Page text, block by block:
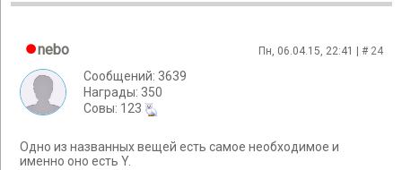
nebo Пн, 06.04.15, 22:41 | # 24
Сообщений: 3639
Награды: 350
Cовы: 123
Одно из названных вещей есть самое необходимое и
именно оно есть Y.